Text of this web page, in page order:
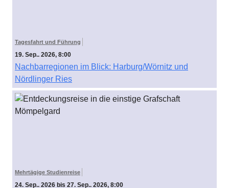
Tagesfahrt und Führung
19. Sep.. 2026, 8:00
Nachbarregionen im Blick: Harburg/Wörnitz und
Nördlinger Ries
Mehrtägige Studienreise
24. Sep.. 2026 bis 27. Sep.. 2026, 8:00